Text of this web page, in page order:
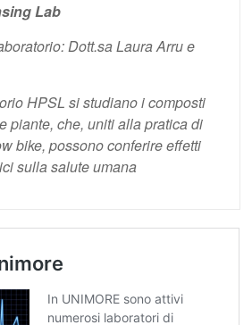
Lab
Dott.sa Laura Arru e
HPSL si studiano i composti
piante, che, uniti alla pratica di
bike, possono conferire effetti
sulla salute umana